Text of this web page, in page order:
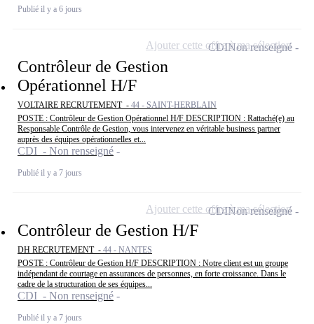
Publié il y a 6 jours
Contrôleur de Gestion
Opérationnel H/F
VOLTAIRE RECRUTEMENT - 44 - SAINT-HERBLAIN
POSTE : Contrôleur de Gestion Opérationnel H/F DESCRIPTION : Rattaché(e) au
Responsable Contrôle de Gestion, vous intervenez en véritable business partner
auprès des équipes opérationnelles et...
CDI - Non renseigné
Publié il y a 7 jours
CDINon renseigné
Ajouter cette offre à ma sélection
Contrôleur de Gestion H/F
DH RECRUTEMENT - 44 - NANTES
POSTE : Contrôleur de Gestion H/F DESCRIPTION : Notre client est un groupe
indépendant de courtage en assurances de personnes, en forte croissance. Dans le
cadre de la structuration de ses équipes...
CDI - Non renseigné
Publié il y a 7 jours
CDINon renseigné
Ajouter cette offre à ma sélection